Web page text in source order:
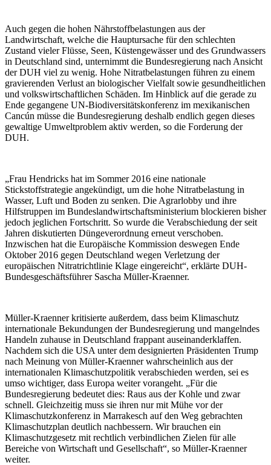
Auch gegen die hohen Nährstoffbelastungen aus der
Landwirtschaft, welche die Hauptursache für den schlechten
Zustand vieler Flüsse, Seen, Küstengewässer und des Grundwassers
in Deutschland sind, unternimmt die Bundesregierung nach Ansicht
der DUH viel zu wenig. Hohe Nitratbelastungen führen zu einem
gravierenden Verlust an biologischer Vielfalt sowie gesundheitlichen
und volkswirtschaftlichen Schäden. Im Hinblick auf die gerade zu
Ende gegangene UN-Biodiversitätskonferenz im mexikanischen
Cancún müsse die Bundesregierung deshalb endlich gegen dieses
gewaltige Umweltproblem aktiv werden, so die Forderung der
DUH.
„Frau Hendricks hat im Sommer 2016 eine nationale
Stickstoffstrategie angekündigt, um die hohe Nitratbelastung in
Wasser, Luft und Boden zu senken. Die Agrarlobby und ihre
Hilfstruppen im Bundeslandwirtschaftsministerium blockieren bisher
jedoch jeglichen Fortschritt. So wurde die Verabschiedung der seit
Jahren diskutierten Düngeverordnung erneut verschoben.
Inzwischen hat die Europäische Kommission deswegen Ende
Oktober 2016 gegen Deutschland wegen Verletzung der
europäischen Nitratrichtlinie Klage eingereicht“, erklärte DUH-
Bundesgeschäftsführer Sascha Müller-Kraenner.
Müller-Kraenner kritisierte außerdem, dass beim Klimaschutz
internationale Bekundungen der Bundesregierung und mangelndes
Handeln zuhause in Deutschland frappant auseinanderklaffen.
Nachdem sich die USA unter dem designierten Präsidenten Trump
nach Meinung von Müller-Kraenner wahrscheinlich aus der
internationalen Klimaschutzpolitik verabschieden werden, sei es
umso wichtiger, dass Europa weiter vorangeht. „Für die
Bundesregierung bedeutet dies: Raus aus der Kohle und zwar
schnell. Gleichzeitig muss sie ihren nur mit Mühe vor der
Klimaschutzkonferenz in Marrakesch auf den Weg gebrachten
Klimaschutzplan deutlich nachbessern. Wir brauchen ein
Klimaschutzgesetz mit rechtlich verbindlichen Zielen für alle
Bereiche von Wirtschaft und Gesellschaft“, so Müller-Kraenner
weiter.